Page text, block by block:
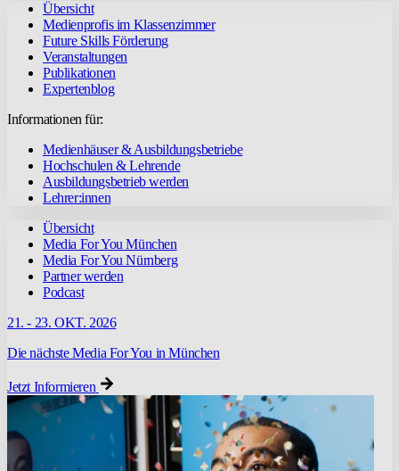
Übersicht
Medienprofis im Klassenzimmer
Future Skills Förderung
Veranstaltungen
Publikationen
Expertenblog
Informationen für:
Medienhäuser & Ausbildungsbetriebe
Hochschulen & Lehrende
Ausbildungsbetrieb werden
Lehrer:innen
Übersicht
Media For You München
Media For You Nürnberg
Partner werden
Podcast
21. - 23. OKT. 2026
Die nächste Media For You in München
Jetzt Informieren